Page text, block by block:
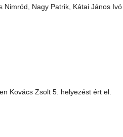
Nagy Patrik, Kátai János Ivó ,
Kovács Zsolt 5. helyezést ért el.